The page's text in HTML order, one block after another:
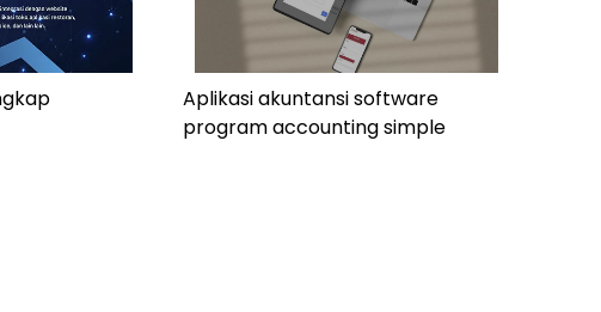
Aplikasi akuntansi software
program accounting simple